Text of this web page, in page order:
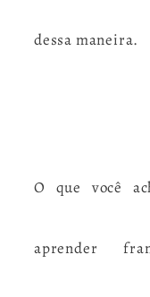
dessa maneira.
O que você
aprender